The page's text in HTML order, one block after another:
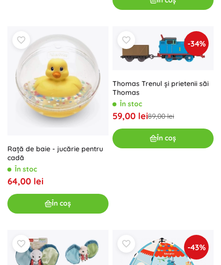
Rață de baie - jucărie pentru
cadă
În stoc
64,00 lei
În coș
-34%
Thomas Trenul și prietenii săi
Thomas
În stoc
59,00 lei89,00 lei
În coș
-43%